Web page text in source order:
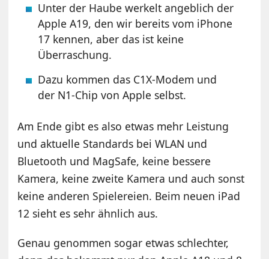
Unter der Haube werkelt angeblich der
Apple A19, den wir bereits vom iPhone
17 kennen, aber das ist keine
Überraschung.
Dazu kommen das C1X-Modem und
der N1-Chip von Apple selbst.
Am Ende gibt es also etwas mehr Leistung
und aktuelle Standards bei WLAN und
Bluetooth und MagSafe, keine bessere
Kamera, keine zweite Kamera und auch sonst
keine anderen Spielereien. Beim neuen iPad
12 sieht es sehr ähnlich aus.
Genau genommen sogar etwas schlechter,